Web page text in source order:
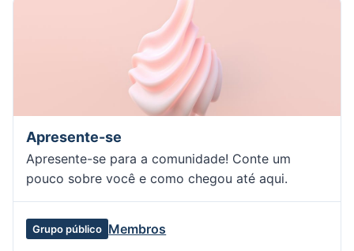
Apresente-se
Apresente-se para a comunidade! Conte um
pouco sobre você e como chegou até aqui.
Grupo público Membros